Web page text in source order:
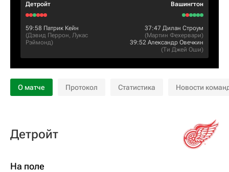
Детройт Вашингтон
59:58 Патрик Кейн
(Дэвид Перрон, Лукас
Рэймонд)
37:47 Дилан Строум
(Мартин Фехервари)
39:52 Александр Овечкин
(Ти Джей Оши)
О матче Протокол Статистика Новости
Детройт
На поле